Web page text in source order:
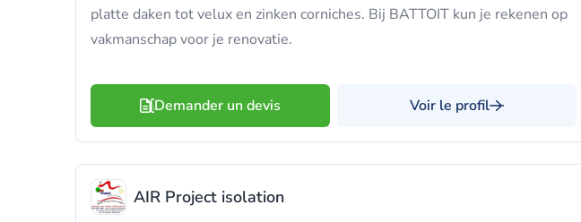
platte daken tot velux en zinken corniches. Bij BATTOIT kun je rekenen op
vakmanschap voor je renovatie.
Demander un devis Voir le profil
AIR Project isolation